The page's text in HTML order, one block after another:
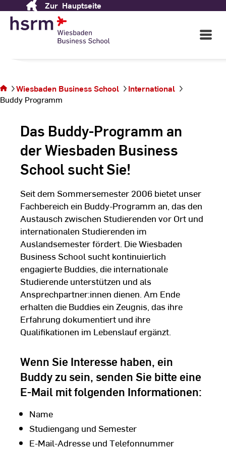
Content
Zur Hauptseite
Open
Main
Wiesbaden Business
School
sich auf
der Seite
Wiesbaden Business School
International
Buddy Programm
Das Buddy-Programm an
der Wiesbaden Business
School sucht Sie!
Seit dem Sommersemester 2006 bietet unser
Fachbereich ein Buddy-Programm an, das den
Austausch zwischen Studierenden vor Ort und
internationalen Studierenden im
Auslandsemester fördert. Die Wiesbaden
Business School sucht kontinuierlich
engagierte Buddies, die internationale
Studierende unterstützen und als
Ansprechpartner:innen dienen. Am Ende
erhalten die Buddies ein Zeugnis, das ihre
Erfahrung dokumentiert und ihre
Qualifikationen im Lebenslauf ergänzt.
Wenn Sie Interesse haben, ein
Buddy zu sein, senden Sie bitte eine
E-Mail mit folgenden Informationen:
Name
Studiengang und Semester
E-Mail-Adresse und Telefonnummer